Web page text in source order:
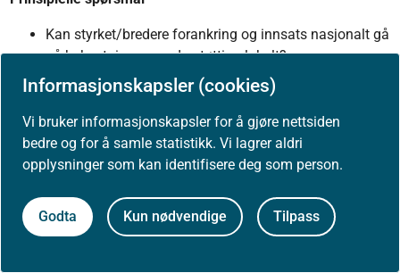
Informasjonskapsler (cookies)
Vi bruker informasjonskapsler for å gjøre nettsiden
bedre og for å samle statistikk. Vi lagrer aldri
opplysninger som kan identifisere deg som person.
Godta Kun nødvendige Tilpass
Kan styrket/bredere forankring og innsats nasjonalt gå
på bekostning av understøtting lokalt?
Kan det å gi KUBU og etatssamarbeidet en utvidet
funksjon som styringsorgan gå på bekostning av
formålet med KUBU som en koordinerende og
samhandlende struktur (ikke styringsstruktur)?
Forutsetninger for vellykket gjennomføring
Utvidet mandat for etatssamarbeidet til å ivareta
operativ styring og oppfølging av innsatsområder på